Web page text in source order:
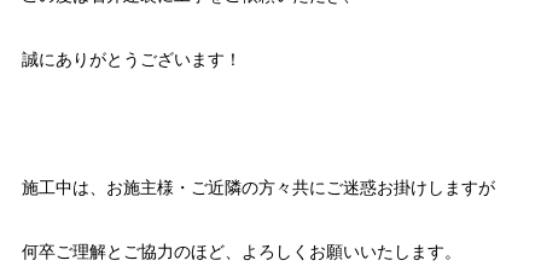
誠にありがとうございます！
施工中は、お施主様・ご近隣の方々共にご迷惑お掛けしますが
何卒ご理解とご協力のほど、よろしくお願いいたします。